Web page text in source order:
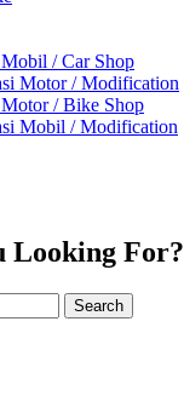
/ Car Shop
Motor / Modification
/ Bike Shop
Mobil / Modification
Looking For?